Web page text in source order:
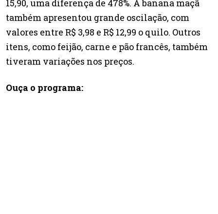
15,90, uma diferença de 478%. A banana maçã
também apresentou grande oscilação, com
valores entre R$ 3,98 e R$ 12,99 o quilo. Outros
itens, como feijão, carne e pão francês, também
tiveram variações nos preços.
Ouça o programa: